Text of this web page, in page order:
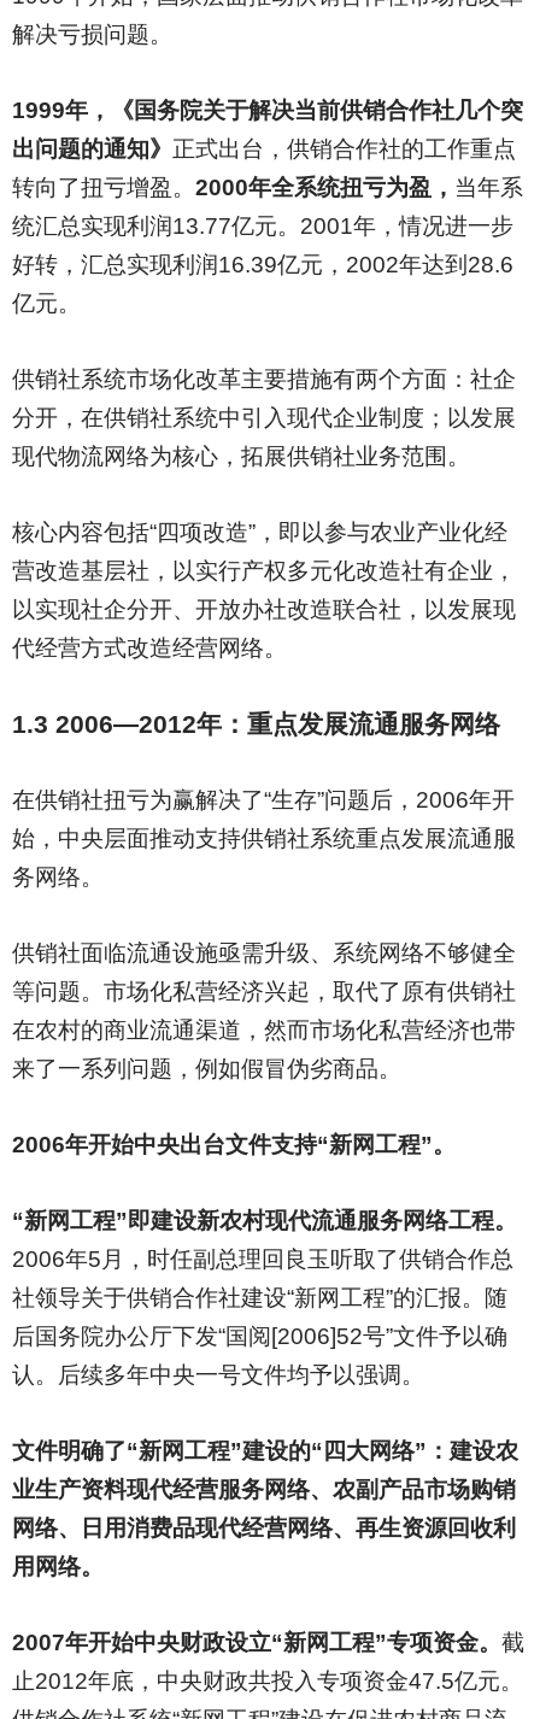
解决亏损问题。
1999年，《国务院关于解决当前供销合作社几个突
出问题的通知》 正式出台，供销合作社的工作重点
转向了扭亏增盈。 2000年全系统扭亏为盈， 当年系
统汇总实现利润13.77亿元。2001年，情况进一步
好转，汇总实现利润16.39亿元，2002年达到28.6
亿元。
供销社系统市场化改革主要措施有两个方面：社企
分开，在供销社系统中引入现代企业制度；以发展
现代物流网络为核心，拓展供销社业务范围。
核心内容包括“四项改造”，即以参与农业产业化经
营改造基层社，以实行产权多元化改造社有企业，
以实现社企分开、开放办社改造联合社，以发展现
代经营方式改造经营网络。
1.3 2006—2012年：重点发展流通服务网络
在供销社扭亏为赢解决了“生存”问题后，2006年开
始，中央层面推动支持供销社系统重点发展流通服
务网络。
供销社面临流通设施亟需升级、系统网络不够健全
等问题。市场化私营经济兴起，取代了原有供销社
在农村的商业流通渠道，然而市场化私营经济也带
来了一系列问题，例如假冒伪劣商品。
2006年开始中央出台文件支持“新网工程”。
“新网工程”即建设新农村现代流通服务网络工程。
2006年5月，时任副总理回良玉听取了供销合作总
社领导关于供销合作社建设“新网工程”的汇报。随
后国务院办公厅下发“国阅[2006]52号”文件予以确
认。后续多年中央一号文件均予以强调。
文件明确了“新网工程”建设的“四大网络”：建设农
业生产资料现代经营服务网络、农副产品市场购销
网络、日用消费品现代经营网络、再生资源回收利
用网络。
2007年开始中央财政设立“新网工程”专项资金。 截
止2012年底，中央财政共投入专项资金47.5亿元。